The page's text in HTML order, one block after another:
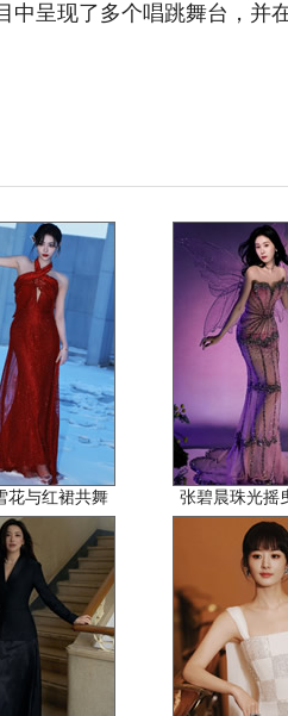
中呈现了多个唱跳舞台，并
花与红裙共舞 张碧晨珠光摇